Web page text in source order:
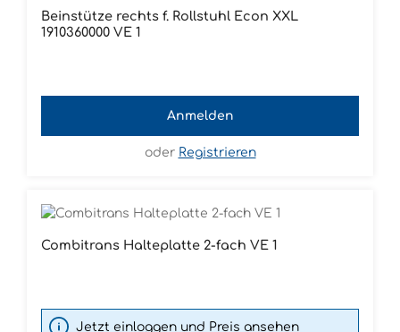
Beinstütze rechts f. Rollstuhl Econ XXL
1910360000 VE 1
Anmelden
oder Registrieren
Combitrans Halteplatte 2-fach VE 1
Jetzt einloggen und Preis ansehen